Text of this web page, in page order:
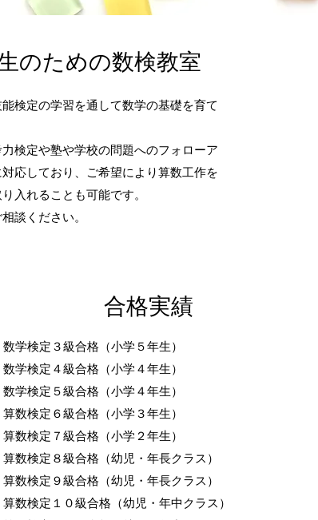
のための数検教室
検定の学習を通して数学の基礎を育て
検定や塾や学校の問題へのフォローア
応しており、ご希望により算数工作を
入れることも可能です。
談ください。
​合格実績
数学検定３級合格（小学５年生）
​数学検定４級合格（小学４年生）
数学検定５級合格（小学４年生）
算数検定６級合格（小学３年生）
算数検定７級合格（小学２年生）
算数検定８級合格（幼児・年長クラス）
算数検定９級合格（幼児・年長クラス）
算数検定１０級合格（幼児・年中クラス）